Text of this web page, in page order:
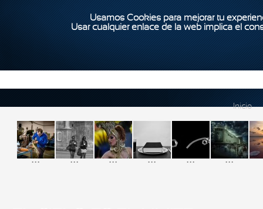
Usamos Cookies para mejorar tu
Usar cualquier enlace de la web implica el
Inicio
... ... ... ... ... ...